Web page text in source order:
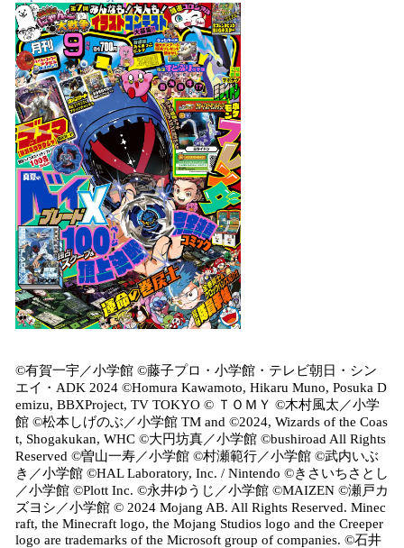
©有賀一宇／小学館 ©藤子プロ・小学館・テレビ朝日・シン
エイ・ADK 2024 ©Homura Kawamoto, Hikaru Muno, Posuka D
emizu, BBXProject, TV TOKYO © ＴＯＭＹ ©木村風太／小学
館 ©松本しげのぶ／小学館 TM and ©2024, Wizards of the Coas
t, Shogakukan, WHC ©大円坊真／小学館 ©bushiroad All Rights
Reserved ©曽山一寿／小学館 ©村瀬範行／小学館 ©武内いぶ
き／小学館 ©HAL Laboratory, Inc. / Nintendo ©きさいちさとし
／小学館 ©Plott Inc. ©永井ゆうじ／小学館 ©MAIZEN ©瀬戸カ
ズヨシ／小学館 © 2024 Mojang AB. All Rights Reserved. Minec
raft, the Minecraft logo, the Mojang Studios logo and the Creeper
logo are trademarks of the Microsoft group of companies. ©石井